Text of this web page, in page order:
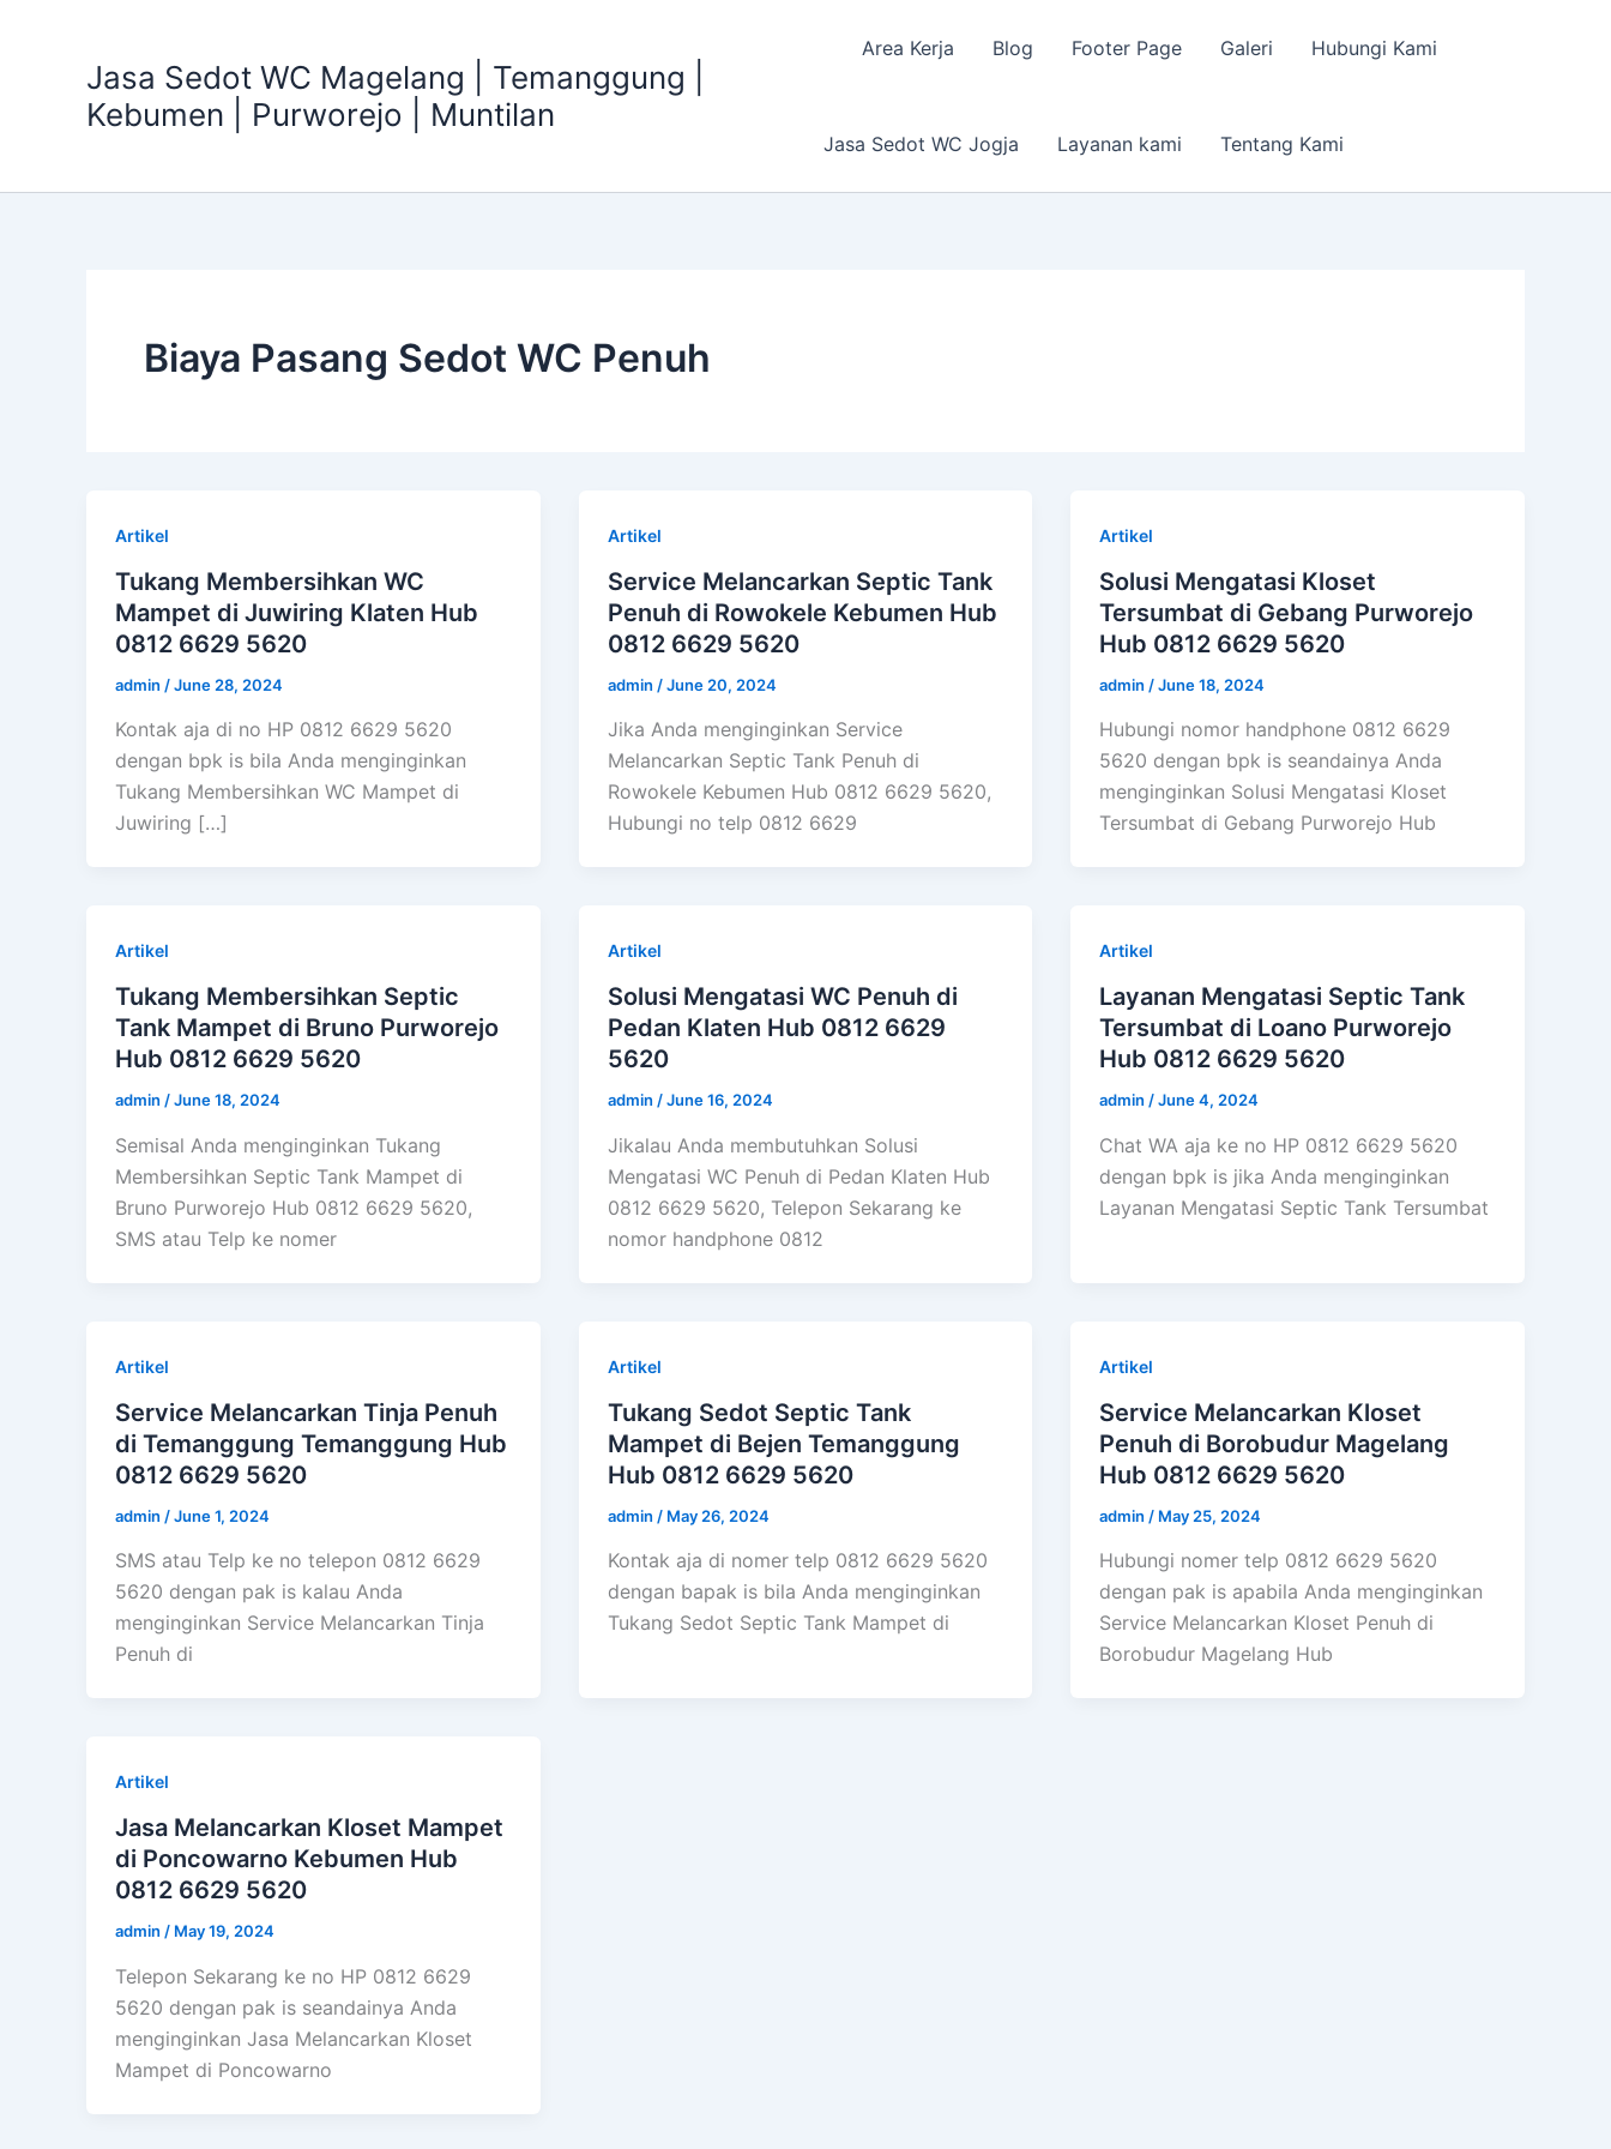
Jasa Sedot WC Magelang | Temanggung |
Kebumen | Purworejo | Muntilan
Area Kerja Blog Footer Page Galeri Hubungi Kami
Jasa Sedot WC Jogja Layanan kami Tentang Kami
Biaya Pasang Sedot WC Penuh
Artikel
Tukang Membersihkan WC
Mampet di Juwiring Klaten Hub
0812 6629 5620
admin /June 28, 2024
Kontak aja di no HP 0812 6629 5620
dengan bpk is bila Anda menginginkan
Tukang Membersihkan WC Mampet di
Juwiring […]
Artikel
Service Melancarkan Septic Tank
Penuh di Rowokele Kebumen Hub
0812 6629 5620
admin /June 20, 2024
Jika Anda menginginkan Service
Melancarkan Septic Tank Penuh di
Rowokele Kebumen Hub 0812 6629 5620,
Hubungi no telp 0812 6629
Artikel
Solusi Mengatasi Kloset
Tersumbat di Gebang Purworejo
Hub 0812 6629 5620
admin /June 18, 2024
Hubungi nomor handphone 0812 6629
5620 dengan bpk is seandainya Anda
menginginkan Solusi Mengatasi Kloset
Tersumbat di Gebang Purworejo Hub
Artikel
Tukang Membersihkan Septic
Tank Mampet di Bruno Purworejo
Hub 0812 6629 5620
admin /June 18, 2024
Semisal Anda menginginkan Tukang
Membersihkan Septic Tank Mampet di
Bruno Purworejo Hub 0812 6629 5620,
SMS atau Telp ke nomer
Artikel
Solusi Mengatasi WC Penuh di
Pedan Klaten Hub 0812 6629
5620
admin /June 16, 2024
Jikalau Anda membutuhkan Solusi
Mengatasi WC Penuh di Pedan Klaten Hub
0812 6629 5620, Telepon Sekarang ke
nomor handphone 0812
Artikel
Layanan Mengatasi Septic Tank
Tersumbat di Loano Purworejo
Hub 0812 6629 5620
admin /June 4, 2024
Chat WA aja ke no HP 0812 6629 5620
dengan bpk is jika Anda menginginkan
Layanan Mengatasi Septic Tank Tersumbat
Artikel
Service Melancarkan Tinja Penuh
di Temanggung Temanggung Hub
0812 6629 5620
admin /June 1, 2024
SMS atau Telp ke no telepon 0812 6629
5620 dengan pak is kalau Anda
menginginkan Service Melancarkan Tinja
Penuh di
Artikel
Tukang Sedot Septic Tank
Mampet di Bejen Temanggung
Hub 0812 6629 5620
admin / May 26, 2024
Kontak aja di nomer telp 0812 6629 5620
dengan bapak is bila Anda menginginkan
Tukang Sedot Septic Tank Mampet di
Artikel
Service Melancarkan Kloset
Penuh di Borobudur Magelang
Hub 0812 6629 5620
admin / May 25, 2024
Hubungi nomer telp 0812 6629 5620
dengan pak is apabila Anda menginginkan
Service Melancarkan Kloset Penuh di
Borobudur Magelang Hub
Artikel
Jasa Melancarkan Kloset Mampet
di Poncowarno Kebumen Hub
0812 6629 5620
admin / May 19, 2024
Telepon Sekarang ke no HP 0812 6629
5620 dengan pak is seandainya Anda
menginginkan Jasa Melancarkan Kloset
Mampet di Poncowarno